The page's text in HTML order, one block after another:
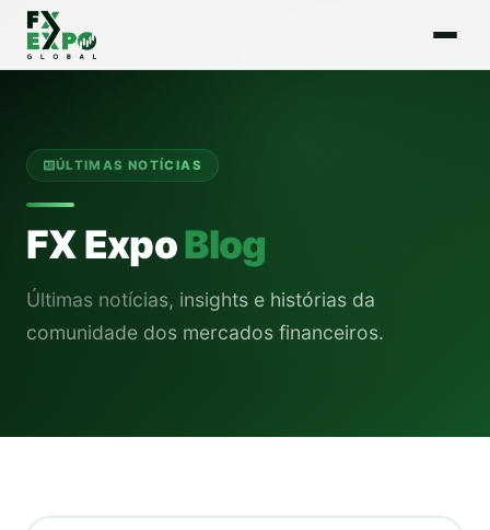
ÚLTIMAS NOTÍCIAS
FX ExpoBlog
Últimas notícias, insights e histórias da
comunidade dos mercados financeiros.